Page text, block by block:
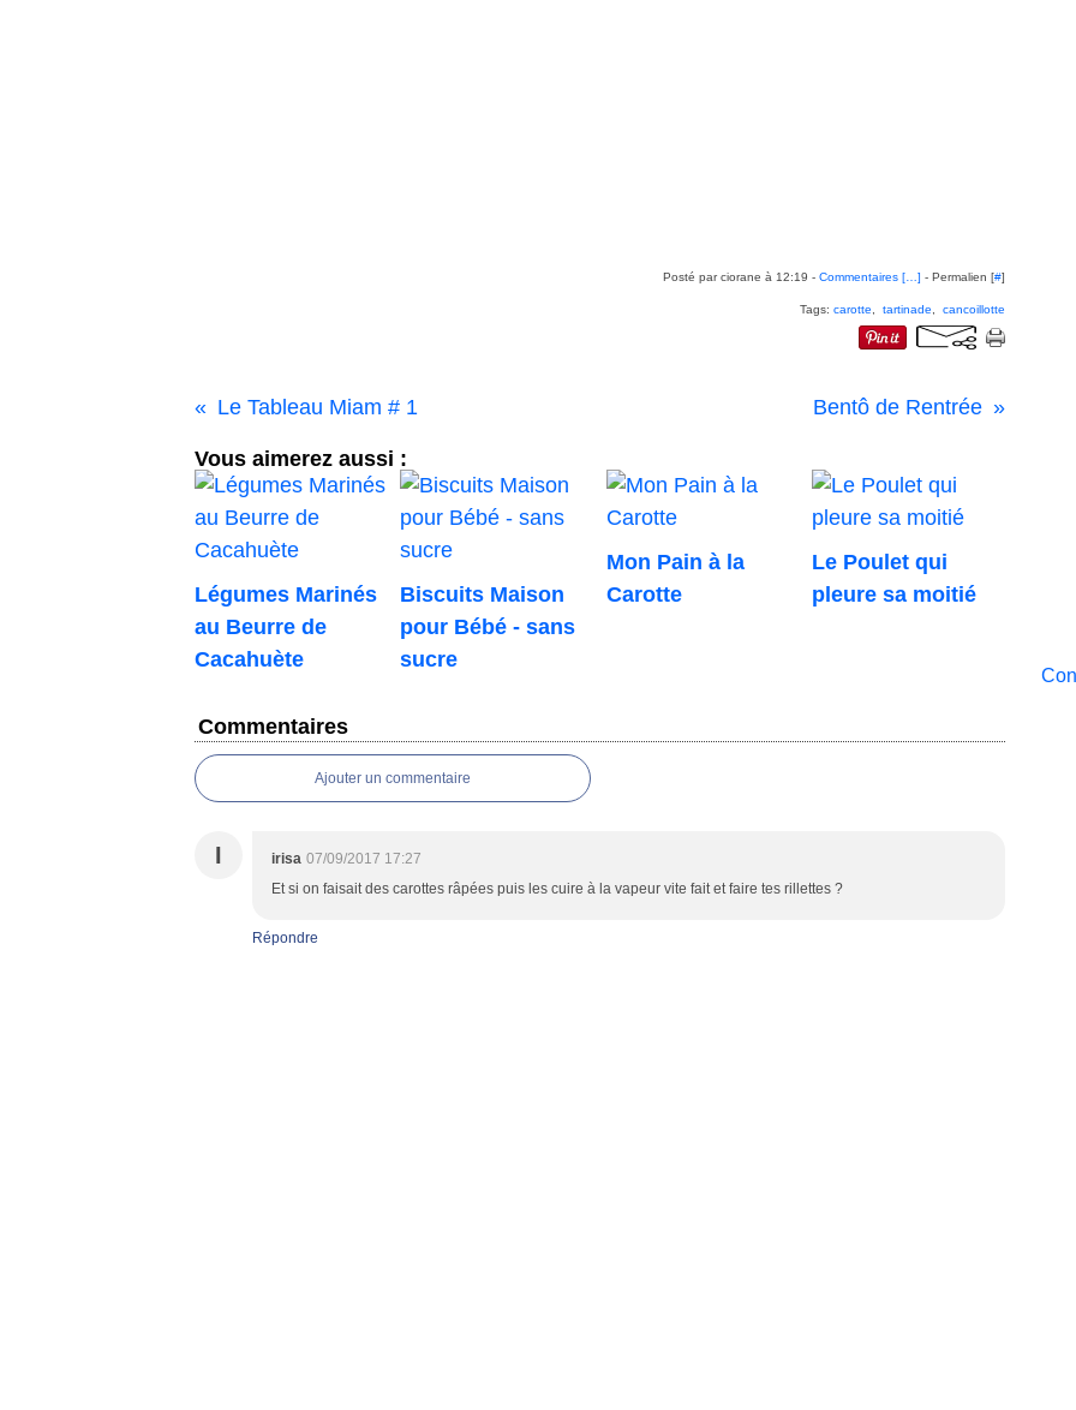
Posté par ciorane à 12:19 - Commentaires [ ] - Permalien [#]
Tags: carotte tartinade cancoillotte
Le Tableau Miam # 1 Bentô de Rentrée
Vous aimerez aussi :
Légumes Marinés
au Beurre de
Cacahuète
Biscuits Maison
pour Bébé - sans
sucre
Mon Pain à la
Carotte
Le Poulet qui
pleure sa moitié
Commentaires
Ajouter un commentaire
I irisa 07/09/2017 17:27
Et si on faisait des carottes râpées puis les cuire à la vapeur vite fait et faire tes rillettes ?
Répondre